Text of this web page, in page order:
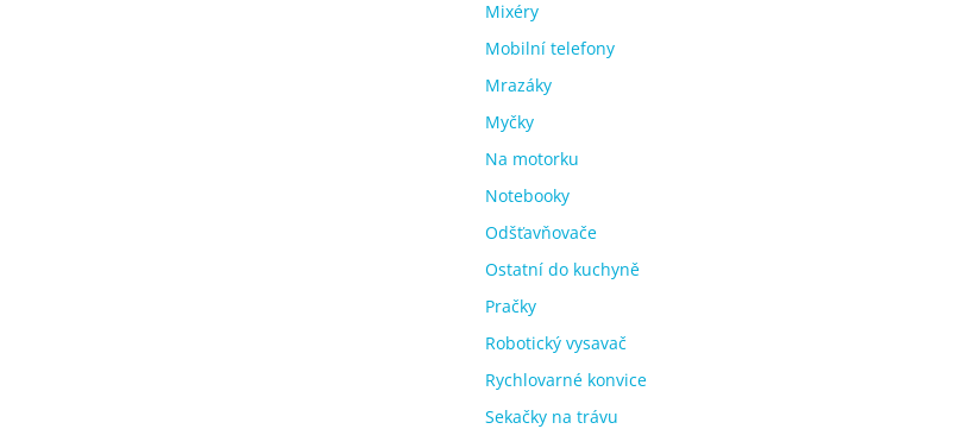
Mixéry
Mobilní telefony
Mrazáky
Myčky
Na motorku
Notebooky
Odšťavňovače
Ostatní do kuchyně
Pračky
Robotický vysavač
Rychlovarné konvice
Sekačky na trávu